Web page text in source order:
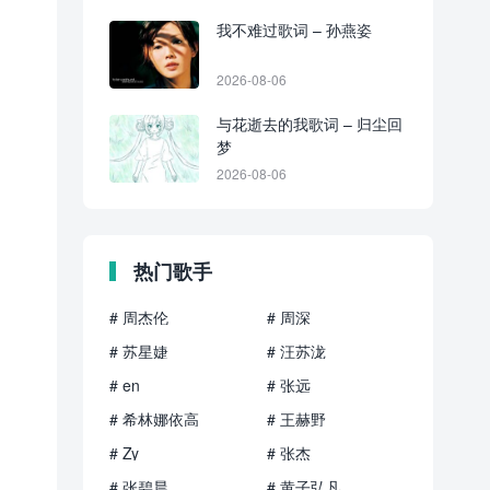
我不难过歌词 – 孙燕姿
2026-08-06
与花逝去的我歌词 – 归尘回
梦
2026-08-06
热门歌手
# 周杰伦
# 周深
# 苏星婕
# 汪苏泷
# en
# 张远
# 希林娜依高
# 王赫野
# Zy
# 张杰